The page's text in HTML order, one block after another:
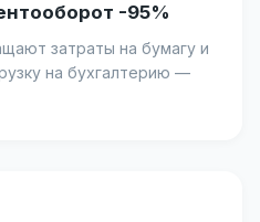
-95%
затраты на бумагу и
на бухгалтерию —